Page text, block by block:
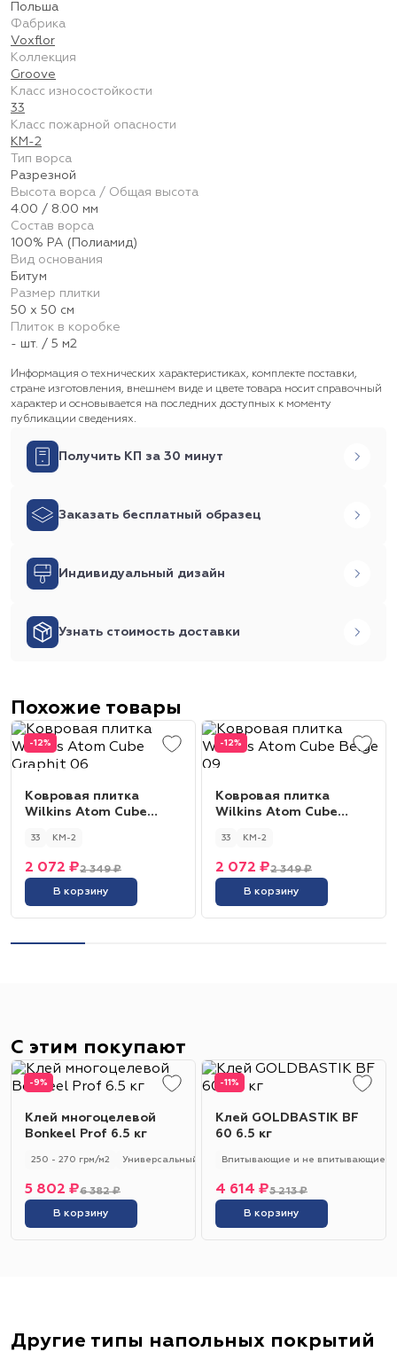
Польша
Фабрика
Voxflor
Коллекция
Groove
Класс износостойкости
33
Класс пожарной опасности
КМ-2
Тип ворса
Разрезной
Высота ворса / Общая высота
4.00 / 8.00 мм
Состав ворса
100% PA (Полиамид)
Вид основания
Битум
Размер плитки
50 х 50 см
Плиток в коробке
- шт. / 5 м2
Информация о технических характеристиках, комплекте поставки,
стране изготовления, внешнем виде и цвете товара носит справочный
характер и основывается на последних доступных к моменту
публикации сведениях.
Получить КП за 30 минут
Заказать бесплатный образец
Индивидуальный дизайн
Узнать стоимость доставки
Похожие товары
-12%
Ковровая плитка
Wilkins Atom Cube
33 КМ-2
2 349 ₽
2 072 ₽
В корзину
-12%
Ковровая плитка
Wilkins Atom Cube
33 КМ-2
2 349 ₽
2 072 ₽
В корзину
С этим покупают
-9%
Клей многоцелевой
Bonkeel Prof 6.5 кг
250 - 270 грм/м2 Универсальный 250 - 270 гр/м2
6 382 ₽
5 802 ₽
В корзину
-11%
Клей GOLDBASTIK BF
60 6.5 кг
Впитывающие и не впитывающие
5 213 ₽
4 614 ₽
В корзину
Другие типы напольных покрытий